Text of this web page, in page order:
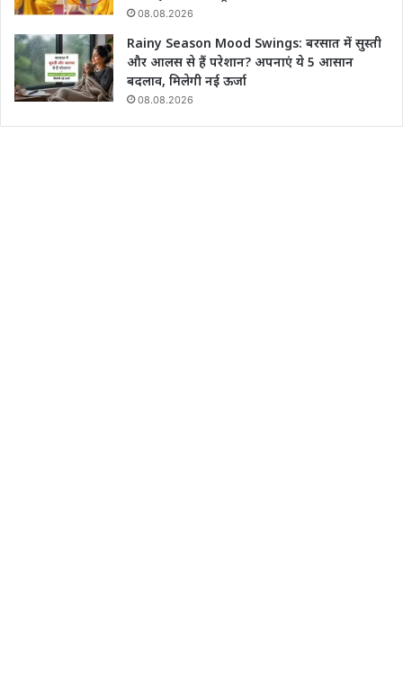
08.08.2026
Rainy Season Mood Swings: बरसात में सुस्ती
और आलस से हैं परेशान? अपनाएं ये 5 आसान
बदलाव, मिलेगी नई ऊर्जा
08.08.2026